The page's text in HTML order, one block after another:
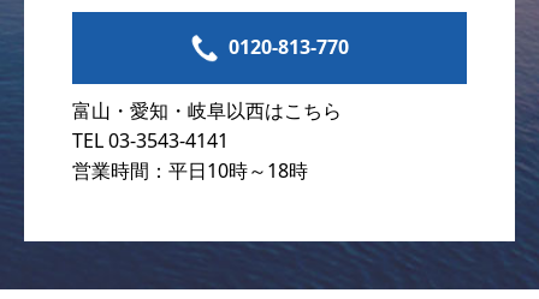
0120-813-770
富山・愛知・岐阜以西はこちら
TEL 03-3543-4141
営業時間：平日10時～18時